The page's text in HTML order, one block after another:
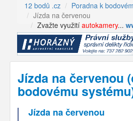
12 bodů .cz
Poradna k
Jízda na červenou
Zvažte využití autokamery...
Jízda na červenou
bodovému
Jízda na červenou